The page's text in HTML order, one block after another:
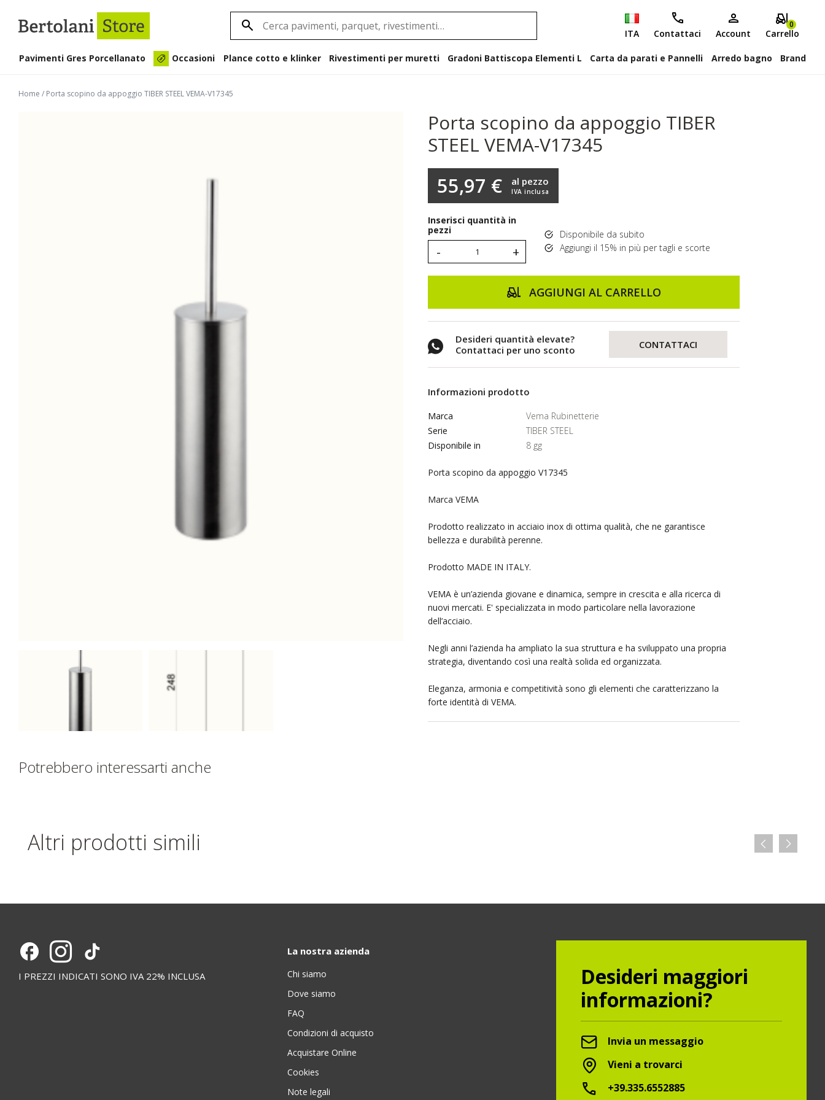
ITA Contattaci Account
0
Carrello
Pavimenti Gres Porcellanato Occasioni Plance cotto e klinker Rivestimenti per muretti Gradoni Battiscopa Elementi L Carta da parati e Pannelli Arredo bagno Brand
Home / Porta scopino da appoggio TIBER STEEL VEMA-V17345
Porta scopino da appoggio TIBER
STEEL VEMA-V17345
55,97 € IVA inclusa
al pezzo
Inserisci quantità in
pezzi
- +
Disponibile da subito
Aggiungi il 15% in più per tagli e scorte
AGGIUNGI AL CARRELLO
Desideri quantità elevate?
Contattaci per uno sconto
CONTATTACI
Informazioni prodotto
Marca
Vema Rubinetterie
Serie
TIBER STEEL
Disponibile in
8 gg
Porta scopino da appoggio V17345
Marca VEMA
Prodotto realizzato in acciaio inox di ottima qualità, che ne garantisce
bellezza e durabilità perenne.
Prodotto MADE IN ITALY.
VEMA è un’azienda giovane e dinamica, sempre in crescita e alla ricerca di
nuovi mercati. E' specializzata in modo particolare nella lavorazione
dell’acciaio.
Negli anni l’azienda ha ampliato la sua struttura e ha sviluppato una propria
strategia, diventando così una realtà solida ed organizzata.
Eleganza, armonia e competitività sono gli elementi che caratterizzano la
forte identità di VEMA.
Potrebbero interessarti anche
Altri prodotti simili
I PREZZI INDICATI SONO IVA 22% INCLUSA
La nostra azienda
Chi siamo
Dove siamo
FAQ
Condizioni di acquisto
Acquistare Online
Cookies
Note legali
Desideri maggiori
informazioni?
Invia un messaggio
Vieni a trovarci
+39.335.6552885